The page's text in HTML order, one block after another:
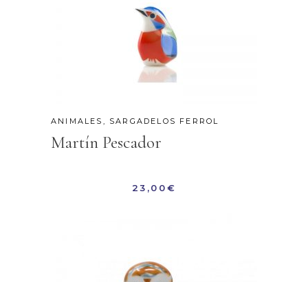
ANIMALES , SARGADELOS FERROL
Martín Pescador
23,00€